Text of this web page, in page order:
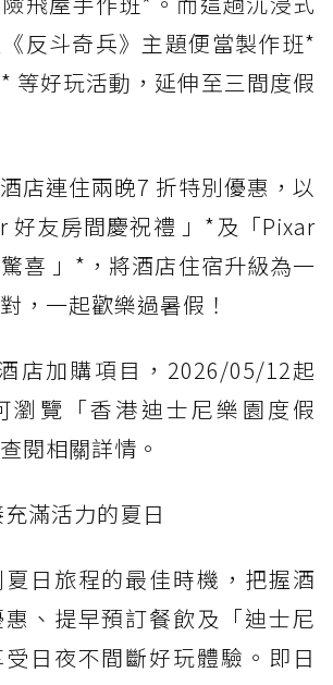
反斗奇兵》主題便當製作班*
等好玩活動，延伸至三間度假
店連住兩晚7 折特別優惠，以
好友房間慶祝禮 」*及「Pixar
喜 」*，將酒店住宿升級為一
，一起歡樂過暑假！
店加購項目，2026/05/12起
瀏覽「香港迪士尼樂園度假
閱相關詳情。
滿活力的夏日
日旅程的最佳時機，把握酒
、提早預訂餐飲及「迪士尼
日夜不間斷好玩體驗。即日